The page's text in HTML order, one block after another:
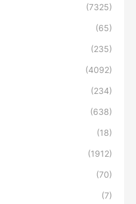
(7325)
(65)
(235)
(4092)
(234)
(638)
(18)
(1912)
(70)
(7)